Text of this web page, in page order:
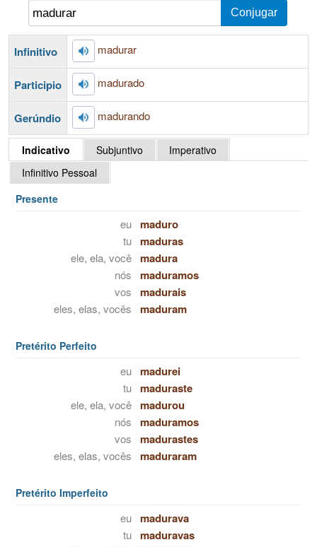
Infinitivo madurar
Participio madurado
Gerúndio madurando
Indicativo Subjuntivo
Imperativo
Infinitivo Pessoal
Presente
eu maduro
tu maduras
ele, ela, você madura
nós maduramos
vos madurais
eles, elas, vocês maduram
Pretérito Perfeito
eu madurei
tu maduraste
ele, ela, você madurou
nós maduramos
vos madurastes
eles, elas, vocês maduraram
Pretérito Imperfeito
eu madurava
tu maduravas